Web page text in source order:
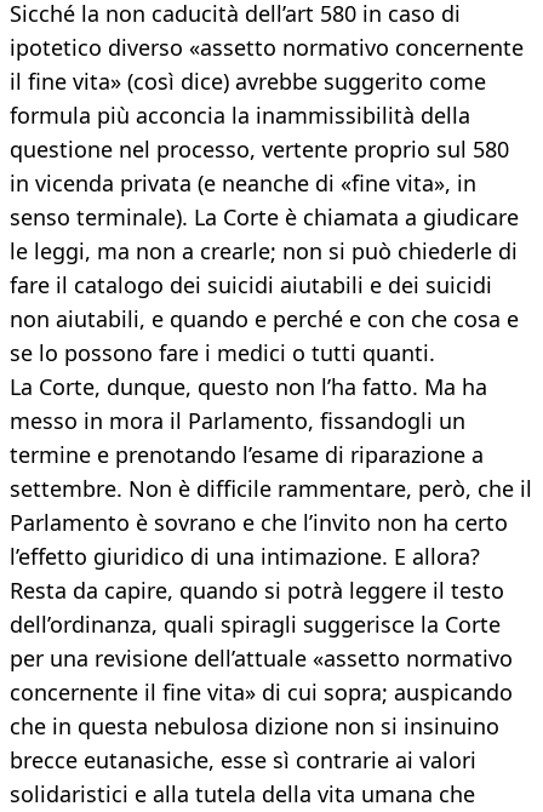
Sicché la non caducità dell’art 580 in caso di
ipotetico diverso «assetto normativo concernente
il fine vita» (così dice) avrebbe suggerito come
formula più acconcia la inammissibilità della
questione nel processo, vertente proprio sul 580
in vicenda privata (e neanche di «fine vita», in
senso terminale). La Corte è chiamata a giudicare
le leggi, ma non a crearle; non si può chiederle di
fare il catalogo dei suicidi aiutabili e dei suicidi
non aiutabili, e quando e perché e con che cosa e
se lo possono fare i medici o tutti quanti.
La Corte, dunque, questo non l’ha fatto. Ma ha
messo in mora il Parlamento, fissandogli un
termine e prenotando l’esame di riparazione a
settembre. Non è difficile rammentare, però, che il
Parlamento è sovrano e che l’invito non ha certo
l’effetto giuridico di una intimazione. E allora?
Resta da capire, quando si potrà leggere il testo
dell’ordinanza, quali spiragli suggerisce la Corte
per una revisione dell’attuale «assetto normativo
concernente il fine vita» di cui sopra; auspicando
che in questa nebulosa dizione non si insinuino
brecce eutanasiche, esse sì contrarie ai valori
solidaristici e alla tutela della vita umana che